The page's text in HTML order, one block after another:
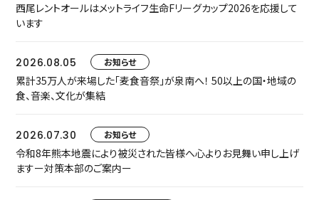
西尾レントオールはメットライフ生命Fリーグカップ2026を応援して
います
2026.08.05 お知らせ
累計35万人が来場した「麦食音祭」が泉南へ！ 50以上の国・地域の
食、音楽、文化が集結
2026.07.30 お知らせ
令和8年熊本地震により被災された皆様へ心よりお見舞い申し上げ
ますー対策本部のご案内ー